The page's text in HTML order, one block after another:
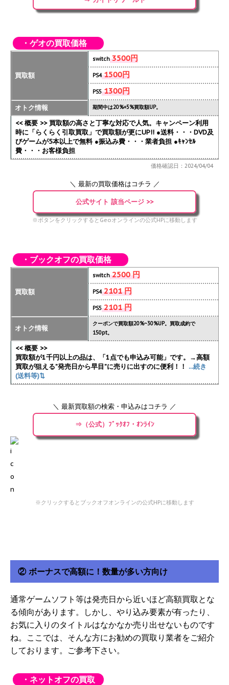
・ゲオの買取価格
買取額
switch3500円
PS41500円
PS51300円
オトク情報 期間中は20%+5%買取額UP。
<< 概要 >> 買取額の高さと丁寧な対応で人気。キャンペーン利用
時に「らくらく引取買取」で買取額が更にUP!! ●送料・・・DVD及
びゲームが5本以上で無料 ●振込み費・・・業者負担 ●ｷｬﾝｾﾙ
費・・・お客様負担
価格確認日：2024/04/04
＼ 最新の買取価格はコチラ ／
公式サイト 該当ページ >>
※ボタンをクリックするとGeoオンラインの公式HPに移動します
・ブックオフの買取価格
買取額
switch2500 円
PS42101 円
PS52101 円
オトク情報
クーポンで買取額20%~30%UP。買取成約で
150pt。
<< 概要 >>
買取額が1千円以上の品は、「1点でも申込み可能」です。→高額
買取が狙える”発売日から早目”に売りに出すのに便利！！ ...続き
(送料等)⇅
＼ 最新買取額の検索・申込みはコチラ ／
⇒（公式）ﾌﾞｯｸｵﾌ・ｵﾝﾗｲﾝ
※クリックするとブックオフオンラインの公式HPに移動します
② ボーナスで高額に！数量が多い方向け
通常ゲームソフト等は発売日から近いほど高額買取とな
る傾向があります。しかし、やり込み要素が有ったり、
お気に入りのタイトルはなかなか売り出せないものです
ね。ここでは、そんな方にお勧めの買取り業者をご紹介
しております。ご参考下さい。
・ネットオフの買取